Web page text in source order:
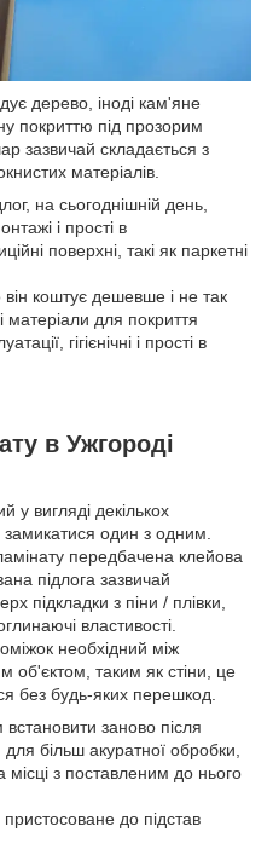
дерево, іноді кам'яне
покриттю під прозорим
зазвичай складається з
матеріалів.
на сьогоднішній день,
і прості в
поверхні, такі як паркетні
коштує дешевше і не так
матеріали для покриття
гігієнічні і прості в
в Ужгороді
у вигляді декількох
один з одним.
передбачена клейова
підлога зазвичай
підкладки з піни / плівки,
властивості.
необхідний між
об'єктом, таким як стіни, це
без будь-яких перешкод.
заново після
більш акуратної обробки,
з поставленим до нього
до підстав